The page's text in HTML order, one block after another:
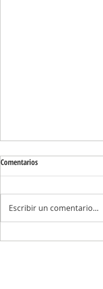
Comentarios
Escribir un comentario...